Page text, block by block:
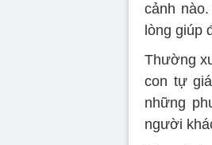
cảnh
lòng giúp
Thường
con tự
những
người